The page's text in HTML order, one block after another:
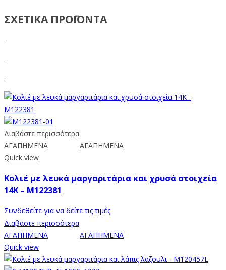
ΣΧΕΤΙΚΑ ΠΡΟΪΟΝΤΑ
.
.
.
Διαβάστε περισσότερα
ΑΓΑΠΗΜΕΝΑ
ΑΓΑΠΗΜΕΝΑ
Quick view
Κολιέ με λευκά μαργαριτάρια και χρυσά στοιχεία
14K – M122381
Συνδεθείτε για να δείτε τις τιμές
Διαβάστε περισσότερα
ΑΓΑΠΗΜΕΝΑ
ΑΓΑΠΗΜΕΝΑ
Quick view